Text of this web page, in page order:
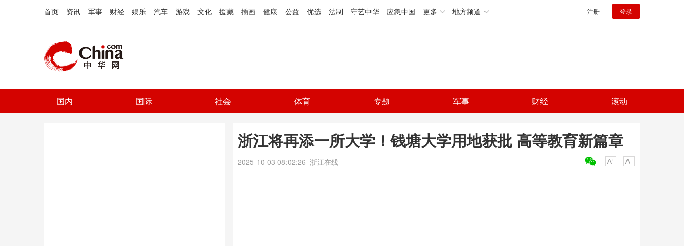
首页 资讯 军事 财经 娱乐 汽车 游戏 文化 援藏 插画 健康 公益 优选 法制 守艺中华 应急中国 更多 地方频道 注册 登录
国内 国际 社会 体育 专题 军事 财经 滚动
浙江将再添一所大学！钱塘大学用地获批 高等教育新篇章
2025-10-03 08:02:26 浙江在线